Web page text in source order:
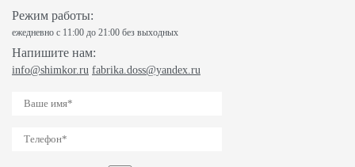
Режим работы:
ежедневно с 11:00 до 21:00 без выходных
Напишите нам:
info@shimkor.ru fabrika.doss@yandex.ru